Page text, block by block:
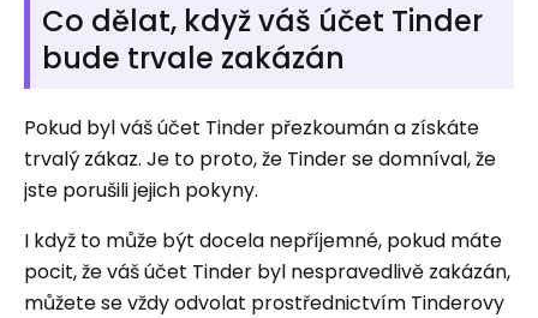
Co dělat, když váš účet Tinder
bude trvale zakázán
Pokud byl váš účet Tinder přezkoumán a získáte
trvalý zákaz. Je to proto, že Tinder se domníval, že
jste porušili jejich pokyny.
I když to může být docela nepříjemné, pokud máte
pocit, že váš účet Tinder byl nespravedlivě zakázán,
můžete se vždy odvolat prostřednictvím Tinderovy